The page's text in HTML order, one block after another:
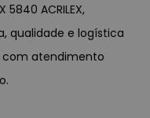
5840 ACRILEX,
qualidade e logística
com atendimento